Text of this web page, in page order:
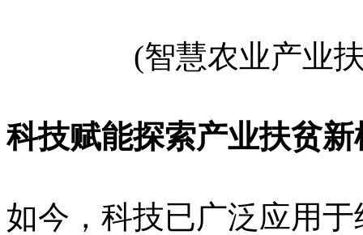
(智慧农业产业
科技赋能探索产业扶贫新
如今，科技已广泛应用